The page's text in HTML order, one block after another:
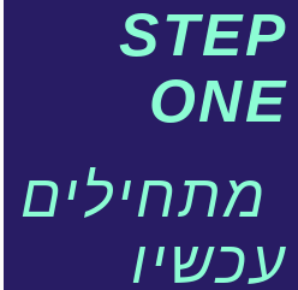
STEP
ONE
מתחילים
עכשיו